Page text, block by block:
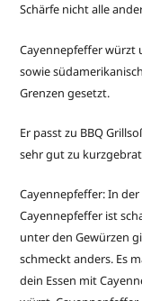
Schärfe nicht alle
Cayennepfeffer würzt
sowie
Grenzen gesetzt.
Er passt zu BBQ
sehr gut zu
Cayennepfeffer: In
Cayennepfeffer ist
unter den Gewürzen
schmeckt anders. Es
dein Essen mit